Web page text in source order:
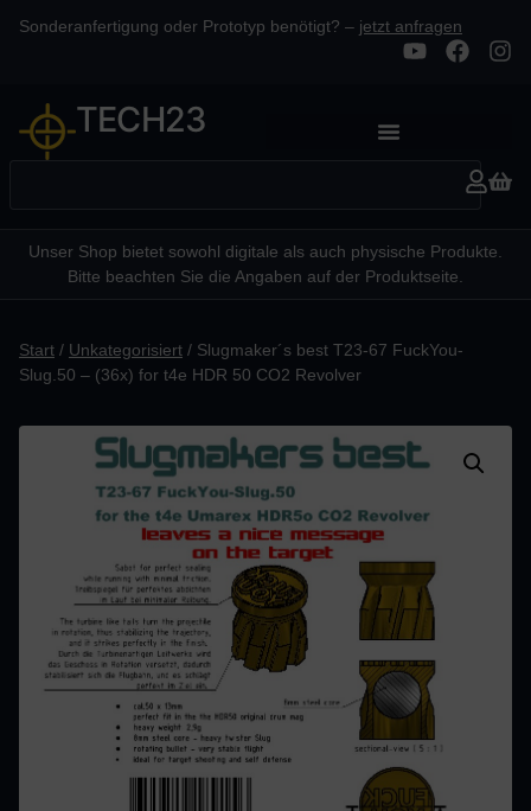
Sonderanfertigung oder Prototyp benötigt? – jetzt anfragen
TECH23
Unser Shop bietet sowohl digitale als auch physische Produkte.
Bitte beachten Sie die Angaben auf der Produktseite.
Start / Unkategorisiert / Slugmaker´s best T23-67 FuckYou-
Slug.50 – (36x) for t4e HDR 50 CO2 Revolver